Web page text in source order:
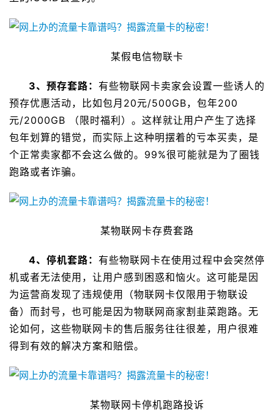
某假电信物联卡
3、预存套路： 有些物联网卡卖家会设置一些诱人的
预存优惠活动，比如包月20元/500GB，包年200
元/2000GB （限时福利）。这样就让用户产生了选择
包年划算的错觉，而实际上这种明摆着的亏本买卖，是
个正常卖家都不会这么做的。99%很可能就是为了圈钱
跑路或者诈骗。
某物联网卡存费套路
4、停机套路： 有些物联网卡在使用过程中会突然停
机或者无法使用，让用户感到困惑和恼火。这可能是因
为运营商发现了违规使用（物联网卡仅限用于物联设
备）而封号，也可能是因为物联网商家割韭菜跑路。无
论如何，这些物联网卡的售后服务往往很差，用户很难
得到有效的解决方案和赔偿。
某物联网卡停机跑路投诉